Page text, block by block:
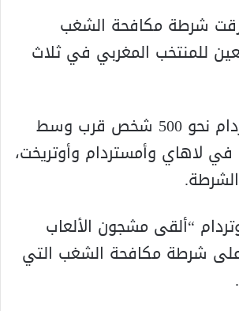
شرطة مكافحة الشغب
للمنتخب المغربي في ثلاث
وتجمع في روتردام نحو 500 شخص قرب وسط
في لاهاي وأمستردام وأوتريخت،
“ألقى مشجون الألعاب
على شرطة مكافحة الشغب التي